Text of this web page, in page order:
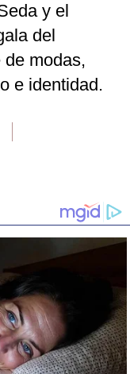
y el
del
modas,
e identidad.